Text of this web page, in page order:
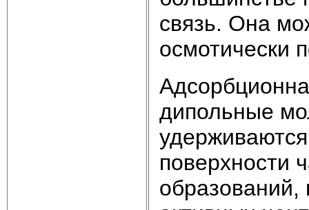
связь. Она
осмотически
дипольные
поверхности
образований,